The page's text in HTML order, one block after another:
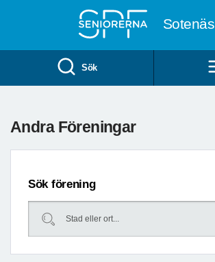
Sotenäs
Sök
Andra Föreningar
Sök förening